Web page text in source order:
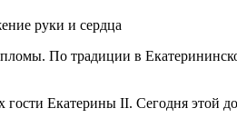
руки и сердца
По традиции в
гости Екатерины II. Сегодня